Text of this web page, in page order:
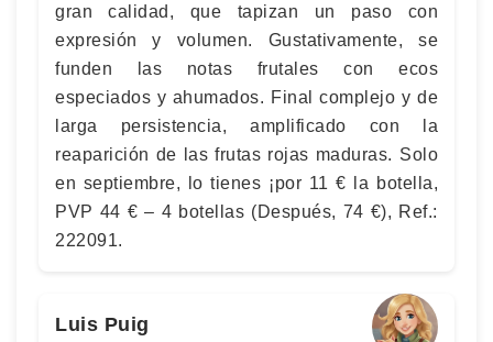
gran calidad, que tapizan un paso con
expresión y volumen. Gustativamente, se
funden las notas frutales con ecos
especiados y ahumados. Final complejo y de
larga persistencia, amplificado con la
reaparición de las frutas rojas maduras. Solo
en septiembre, lo tienes ¡por 11 € la botella,
PVP 44 € – 4 botellas (Después, 74 €), Ref.:
222091.
Luis Puig